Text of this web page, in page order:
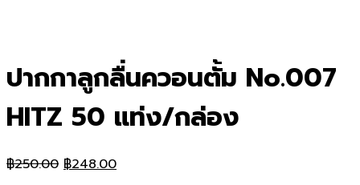
ปากกาลูกลื่นควอนตั้ม No.007
HITZ 50 แท่ง/กล่อง
฿250.00 Original
฿248.00Current